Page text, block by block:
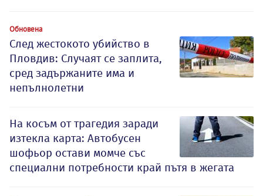
Обновена
След жестокото убийство в
Пловдив: Случаят се заплита,
сред задържаните има и
непълнолетни
На косъм от трагедия заради
изтекла карта: Автобусен
шофьор остави момче със
специални потребности край пътя в жегата